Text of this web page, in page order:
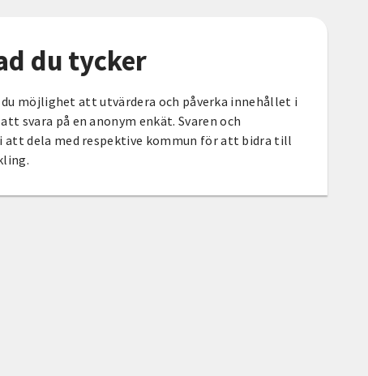
du tycker
möjlighet att utvärdera och påverka innehållet i
svara på en anonym enkät. Svaren och
att dela med respektive kommun för att bidra till